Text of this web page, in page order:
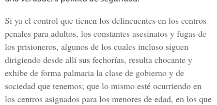
Si ya el control que tienen los delincuentes en los centros
penales para adultos, los constantes asesinatos y fugas de
los prisioneros, algunos de los cuales incluso siguen
dirigiendo desde allí sus fechorías, resulta chocante y
exhibe de forma palmaria la clase de gobierno y de
sociedad que tenemos; que lo mismo esté ocurriendo en
los centros asignados para los menores de edad, en los que